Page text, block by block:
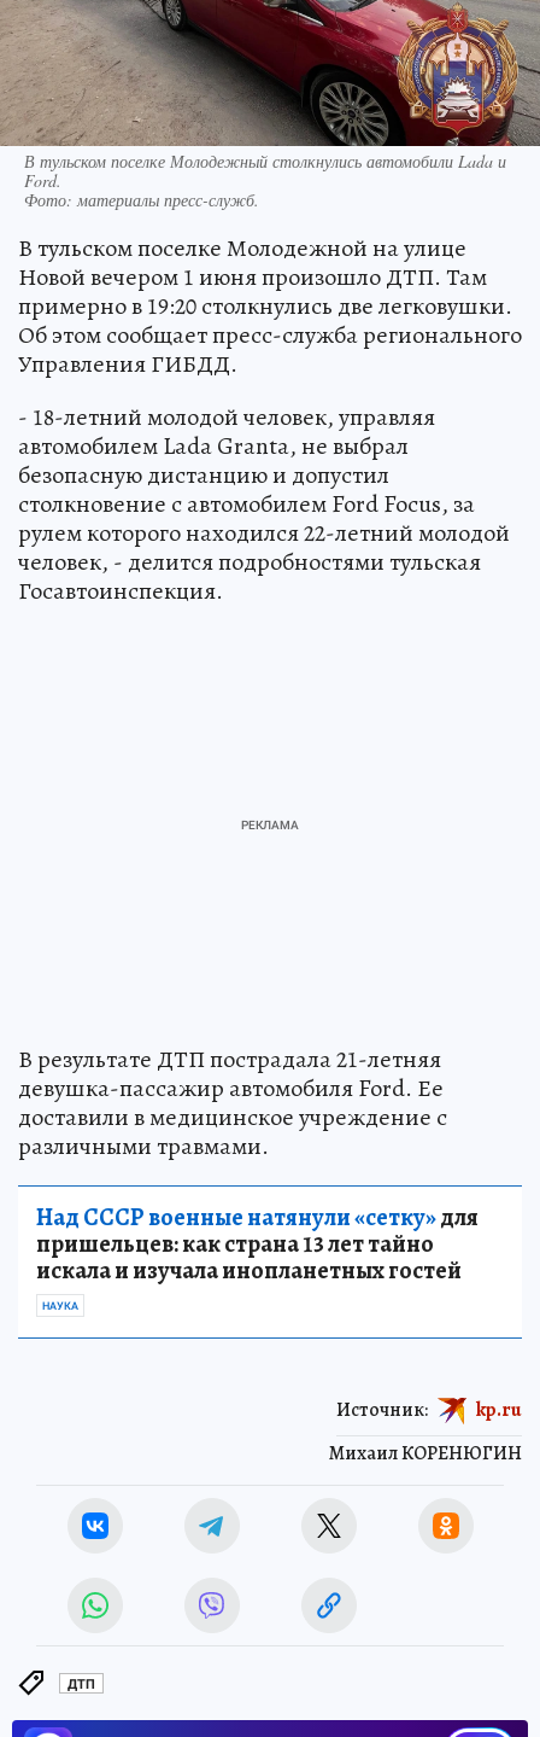
В тульском поселке Молодежный столкнулись автомобили Lada и
Ford.
Фото:материалы пресс-служб.
В тульском поселке Молодежной на улице
Новой вечером 1 июня произошло ДТП. Там
примерно в 19:20 столкнулись две легковушки.
Об этом сообщает пресс-служба регионального
Управления ГИБДД.
- 18-летний молодой человек, управляя
автомобилем Lada Granta, не выбрал
безопасную дистанцию и допустил
столкновение с автомобилем Ford Focus, за
рулем которого находился 22-летний молодой
человек, - делится подробностями тульская
Госавтоинспекция.
В результате ДТП пострадала 21-летняя
девушка-пассажир автомобиля Ford. Ее
доставили в медицинское учреждение с
различными травмами.
Над СССР военные натянули «сетку»для
пришельцев: как страна 13 лет тайно
искала и изучала инопланетных гостей
НАУКА
Михаил КОРЕНЮГИН
Источник: kp.ru
ДТП